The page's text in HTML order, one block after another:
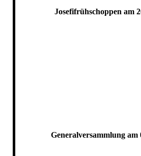
Josefifrühschoppen am
Generalversammlung am